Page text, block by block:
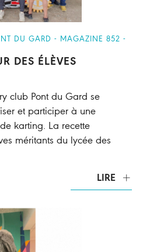
DU GARD - MAGAZINE 852 -
DES ÉLÈVES
club Pont du Gard se
et participer à une
karting. La recette
méritants du lycée des
LIRE